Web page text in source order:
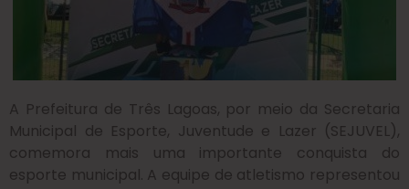
A Prefeitura de Três Lagoas, por meio da Secretaria
Municipal de Esporte, Juventude e Lazer (SEJUVEL),
comemora mais uma importante conquista do
esporte municipal. A equipe de atletismo representou